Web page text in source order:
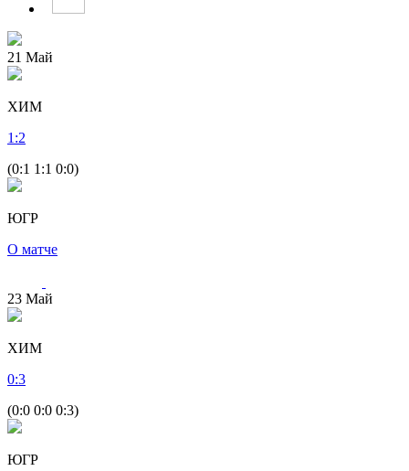
21 Май
ХИМ
1 :2
(0:1 1:1 0:0)
ЮГР
О матче
23 Май
ХИМ
0:3
(0:0 0:0 0:3)
ЮГР